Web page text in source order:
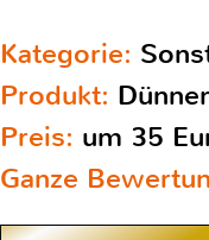
Kategorie:
Produkt:
Preis: um 35
Ganze